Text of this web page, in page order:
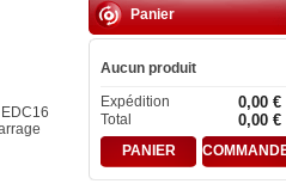
Panier
Aucun produit
Expédition
0,00 €
Total 0,00 €
PANIER